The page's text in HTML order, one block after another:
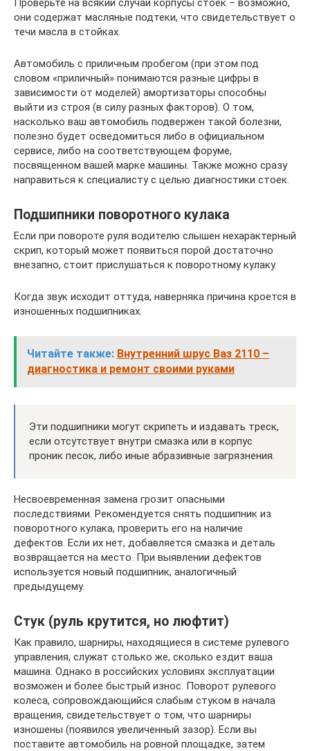
они содержат масляные подтеки, что свидетельствует о
течи масла в стойках.
Автомобиль с приличным пробегом (при этом под
словом «приличный» понимаются разные цифры в
зависимости от моделей) амортизаторы способны
выйти из строя (в силу разных факторов). О том,
насколько ваш автомобиль подвержен такой болезни,
полезно будет осведомиться либо в официальном
сервисе, либо на соответствующем форуме,
посвященном вашей марке машины. Также можно сразу
направиться к специалисту с целью диагностики стоек.
Подшипники поворотного кулака
Если при повороте руля водителю слышен нехарактерный
скрип, который может появиться порой достаточно
внезапно, стоит прислушаться к поворотному кулаку.
Когда звук исходит оттуда, наверняка причина кроется в
изношенных подшипниках.
Читайте также: Внутренний шрус Ваз 2110 –
диагностика и ремонт своими руками
Эти подшипники могут скрипеть и издавать треск,
если отсутствует внутри смазка или в корпус
проник песок, либо иные абразивные загрязнения.
Несвоевременная замена грозит опасными
последствиями. Рекомендуется снять подшипник из
поворотного кулака, проверить его на наличие
дефектов. Если их нет, добавляется смазка и деталь
возвращается на место. При выявлении дефектов
используется новый подшипник, аналогичный
предыдущему.
Стук (руль крутится, но люфтит)
Как правило, шарниры, находящиеся в системе рулевого
управления, служат столько же, сколько ездит ваша
машина. Однако в российских условиях эксплуатации
возможен и более быстрый износ. Поворот рулевого
колеса, сопровождающийся слабым стуком в начала
вращения, свидетельствует о том, что шарниры
изношены (появился увеличенный зазор). Если вы
поставите автомобиль на ровной площадке, затем